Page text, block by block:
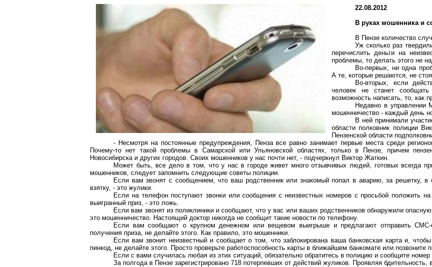
22.08.2012
В руках мошенника и
В Пензе количество
Уж сколько раз
перечислить деньги на
проблемы, то делать этого не
Во-первых, ни одна
А те, которые решаются, не
Во-вторых, если
человек не станет
возможность написать, то, как
Недавно в управлении
мошенничество - каждый день
В ней принимали
области полковник полиции
Пензенской области
- Несмотря на постоянные предупреждения, Пенза все равно занимает первые места среди
Почему-то нет такой проблемы в Самарской или Ульяновской областях, только в Пензе, причем
Новосибирска и других городов. Своих мошенников у нас почти нет, - подчеркнул Виктор Жаткин.
Может быть, все дело в том, что у нас в городе живет много отзывчивых людей, готовых всегда
мошенников, следует запомнить следующие советы полиции.
Если вам звонят с сообщением, что ваш родственник или знакомый попал в аварию, за решетку, в
взятку, - это жулики.
Если на телефон поступают звонки или сообщения с неизвестных номеров с просьбой положить
выигранный приз, - это ложь.
Если вам звонят из поликлиники и сообщают, что у вас или ваших родственников обнаружили
это мошенничество. Настоящий доктор никогда не сообщит такие новости по телефону.
Если вам сообщают о крупном денежном или вещевом выигрыше и предлагают отправить СМС-
получения приза, не делайте этого. Как правило, это мошенники.
Если вам звонит неизвестный и сообщает о том, что заблокирована ваша банковская карта и,
пинкод, не делайте этого. Просто проверьте работоспособность карты в ближайшем банкомате или позвоните
Если с вами случилась любая из этих ситуаций, обязательно обратитесь в полицию и сообщите
За полгода в Пензе зарегистрировано 718 потерпевших от действий жуликов. Проявляя